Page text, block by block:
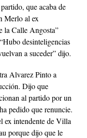
que acaba de
Merlo al ex
la Calle Angosta”
desinteligencias
a suceder” dijo.
Alvarez Pinto a
Dijo que
al partido por un
pedido que renuncie.
ex intendente de Villa
porque dijo que le